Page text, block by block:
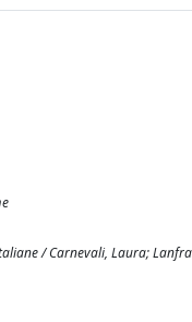
/ Carnevali, Laura;